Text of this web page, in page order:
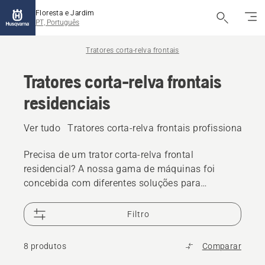
Floresta e Jardim
PT, Português
Tratores corta-relva frontais
Tratores corta-relva frontais
residenciais
Ver tudo Tratores corta-relva frontais profissionais
Precisa de um trator corta-relva frontal
residencial? A nossa gama de máquinas foi
concebida com diferentes soluções para
acessórios, quer seja para cortar relva ou limpar
neve, que vão elevar as máquinas a um novo
patamar.
Filtro
8 produtos Comparar